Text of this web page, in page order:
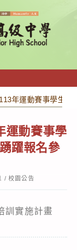
年運動賽事學生
運動賽事學
躍報名參
/ 校園公告
訓實施計畫